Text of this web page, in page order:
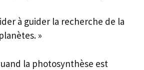
à guider la recherche de la
»
la photosynthèse est